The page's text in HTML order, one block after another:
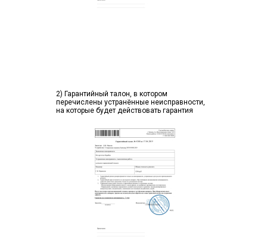
2) Гарантийный талон, в котором
перечислены устранённые неисправности,
на которые будет действовать гарантия